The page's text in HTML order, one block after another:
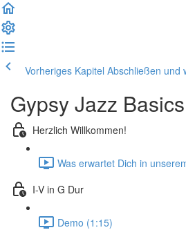
Vorheriges Kapitel Abschließen und
Gypsy Jazz
Herzlich Willkommen!
Was erwartet Dich in
I-V in G Dur
Demo (1:15)